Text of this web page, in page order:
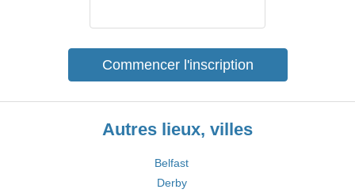
Commencer l'inscription
Autres lieux, villes
Belfast
Derby